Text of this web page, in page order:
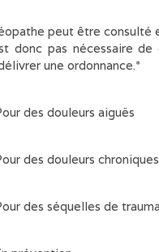
peut être consulté
donc pas nécessaire de
une ordonnance.*
des douleurs aiguës
des douleurs chroniques
des séquelles de